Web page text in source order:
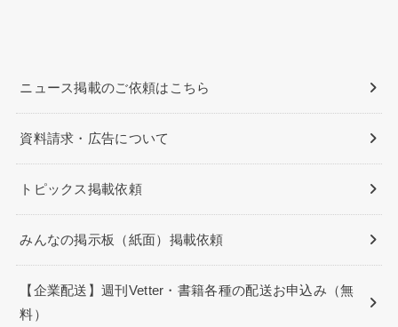
ニュース掲載のご依頼はこちら
資料請求・広告について
トピックス掲載依頼
みんなの掲示板（紙面）掲載依頼
【企業配送】週刊Vetter・書籍各種の配送お申込み（無
料）